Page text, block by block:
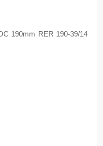
190mm RER 190-39/14